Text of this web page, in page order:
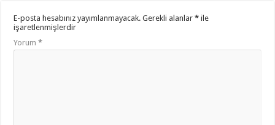
E-posta hesabınız yayımlanmayacak. Gerekli alanlar* ile
işaretlenmişlerdir
Yorum*